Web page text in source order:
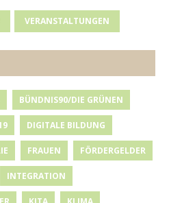
VERANSTALTUNGEN
BÜNDNIS90/DIE GRÜNEN
DIGITALE BILDUNG
FRAUEN FÖRDERGELDER
INTEGRATION